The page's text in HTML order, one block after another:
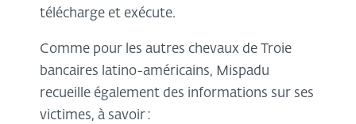
télécharge et exécute.
Comme pour les autres chevaux de Troie
bancaires latino-américains, Mispadu
recueille également des informations sur ses
victimes, à savoir :